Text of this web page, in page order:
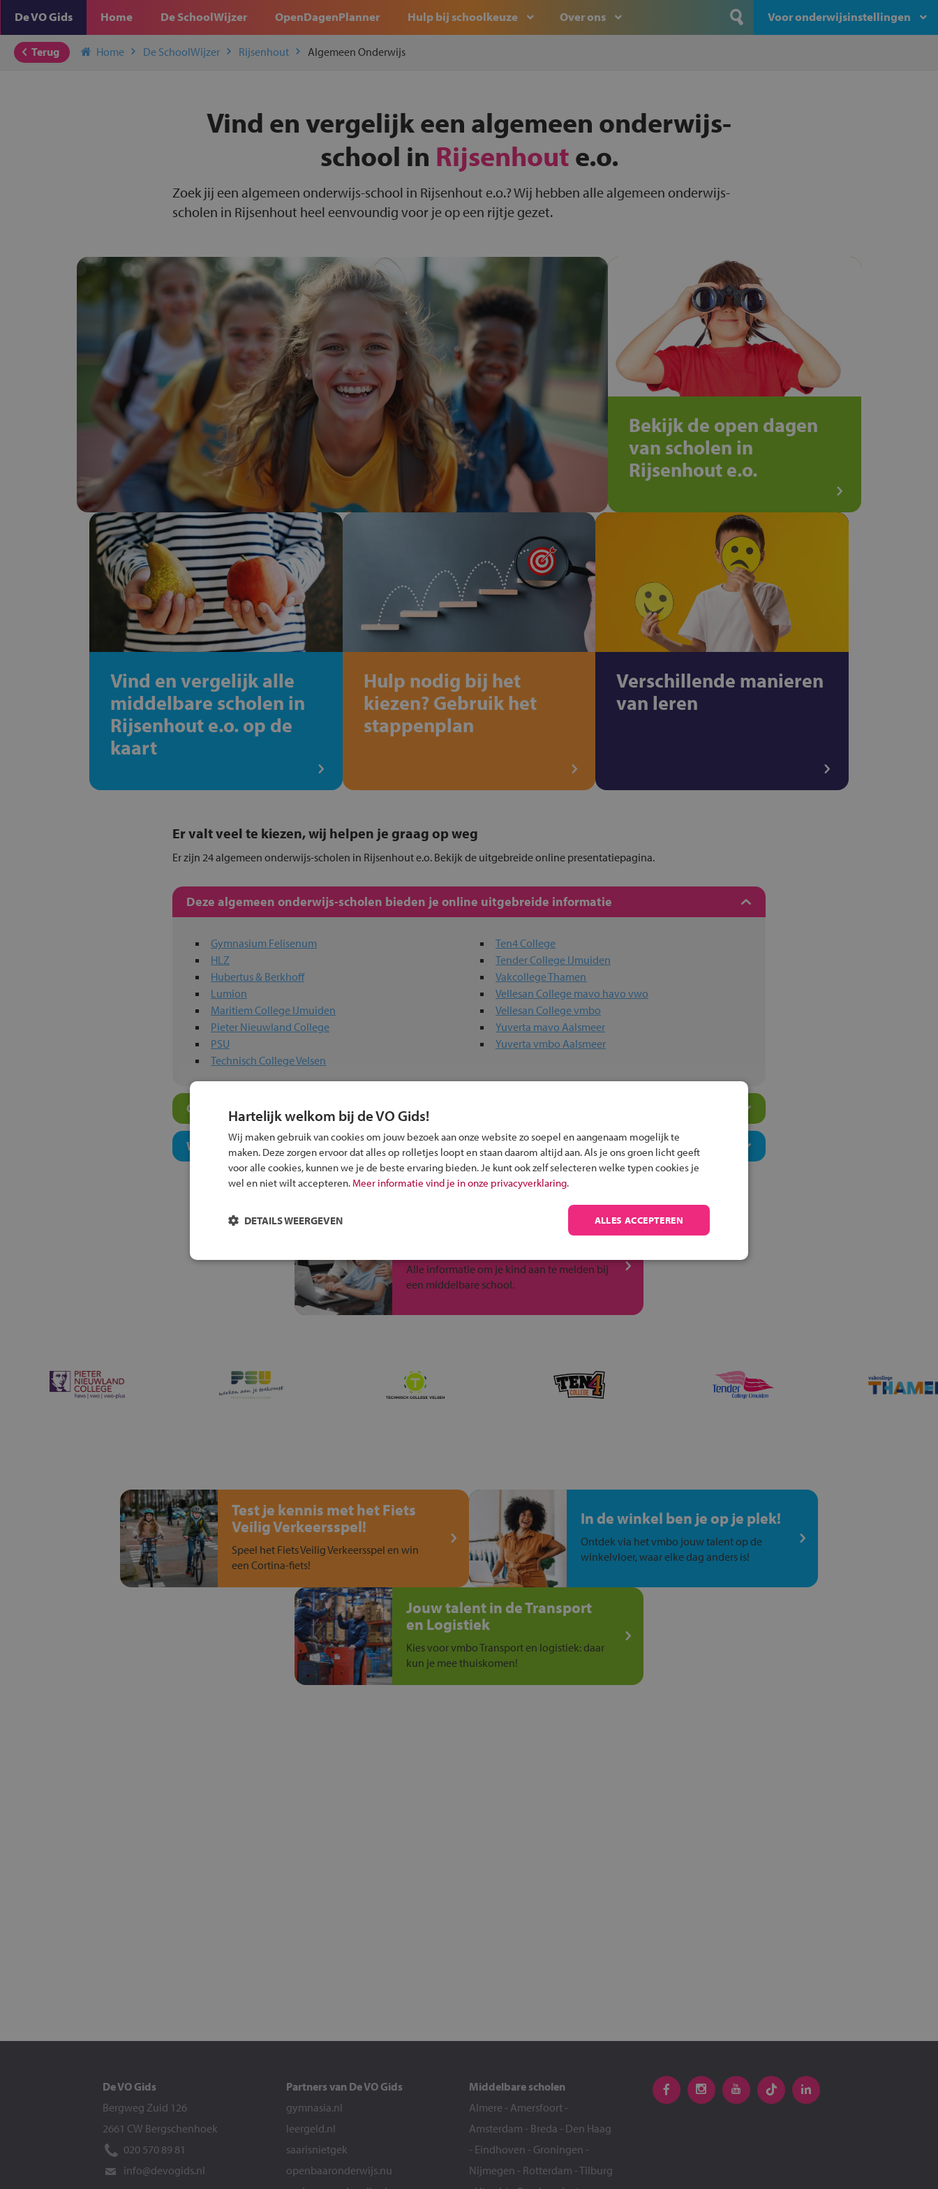
De VO Gids Home De SchoolWijzer OpenDagenPlanner Hulp bij schoolkeuze Over ons Voor onderwijsinstellingen
Terug Home De SchoolWijzer Rijsenhout Algemeen Onderwijs
Vind en vergelijk een algemeen onderwijs-
school in Rijsenhoute.o.
Zoek jij een algemeen onderwijs-school in Rijsenhout e.o.? Wij hebben alle algemeen onderwijs-
scholen in Rijsenhout heel eenvoundig voor je op een rijtje gezet.
Bekijk de open dagen
van scholen in
Rijsenhout e.o.
Vind en vergelijk alle
middelbare scholen in
Rijsenhout e.o. op de
kaart
Hulp nodig bij het
kiezen? Gebruik het
stappenplan
Verschillende manieren
van leren
Er valt veel te kiezen, wij helpen je graag op weg
Er zijn 24 algemeen onderwijs-scholen in Rijsenhout e.o. Bekijk de uitgebreide online presentatiepagina.
Deze algemeen onderwijs-scholen bieden je online uitgebreide informatie
Gymnasium Felisenum
HLZ
Hubertus & Berkhoff
Lumion
Maritiem College IJmuiden
Pieter Nieuwland College
PSU
Technisch College Velsen
Ten4 College
Tender College IJmuiden
Vakcollege Thamen
Vellesan College mavo havo vwo
Vellesan College vmbo
Yuverta mavo Aalsmeer
Yuverta vmbo Aalsmeer
Overige algemeen onderwijs-scholen in jouw regio
Welk niveau past bij jou?
Alle informatie om je kind aan te melden bij
een middelbare school.
Test je kennis met het Fiets
Veilig Verkeersspel!
Speel het Fiets Veilig Verkeersspel en win
een Cortina-fiets!
In de winkel ben je op je plek!
Ontdek via het vmbo jouw talent op de
winkelvloer, waar elke dag anders is!
Jouw talent in de Transport
en Logistiek
Kies voor vmbo Transport en logistiek: daar
kun je mee thuiskomen!
De VO Gids
Bergweg Zuid 126
2661 CW Bergschenhoek
020 570 89 81
info@devogids.nl
Partners van De VO Gids
gymnasia.nl
leergeld.nl
saarisnietgek
openbaaronderwijs.nu
Middelbare scholen
Almere - Amersfoort -
Amsterdam - Breda - Den Haag
- Eindhoven - Groningen -
Nijmegen - Rotterdam -Tilburg
Hartelijk welkom bij de VO Gids!
Wij maken gebruik van cookies om jouw bezoek aan onze website zo soepel en aangenaam mogelijk te
maken. Deze zorgen ervoor dat alles op rolletjes loopt en staan daarom altijd aan. Als je ons groen licht geeft
voor alle cookies, kunnen we je de beste ervaring bieden. Je kunt ook zelf selecteren welke typen cookies je
wel en niet wilt accepteren. Meer informatie vind je in onze privacyverklaring.
ALLES ACCEPTEREN
DETAILS WEERGEVEN